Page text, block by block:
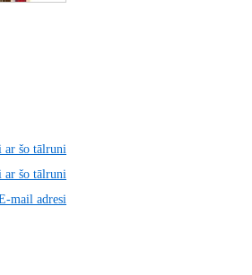
ar šo tālruni
ar šo tālruni
mail adresi